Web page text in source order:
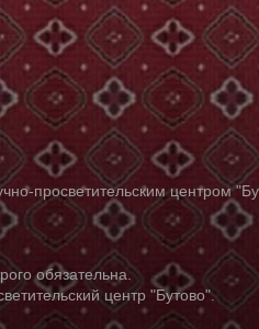
просветительским центром
обязательна.
центр "Бутово".